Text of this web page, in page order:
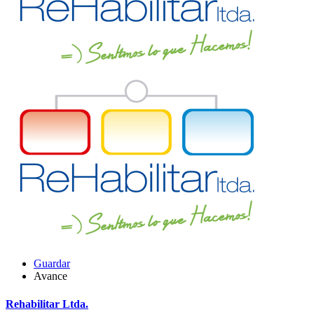
Guardar
Avance
Rehabilitar Ltda.